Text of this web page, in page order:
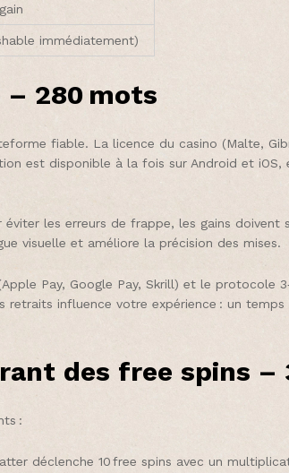
immédiatement)
280 mots
fiable. La licence du casino (Malte,
est disponible à la fois sur Android et iOS,
les erreurs de frappe, les gains
visuelle et améliore la précision des mises.
Pay, Google Pay, Skrill) et le protocole
influence votre expérience : un temps
des free spins –
:
déclenche 10 free spins avec un